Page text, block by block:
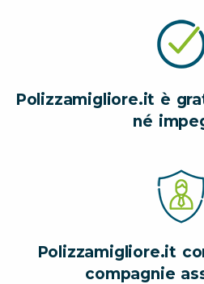
Polizzamigliore.it è
né
Polizzamigliore.it
compagnie